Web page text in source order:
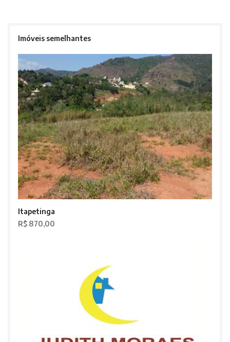
Imóveis semelhantes
Itapetinga
R$ 870,00